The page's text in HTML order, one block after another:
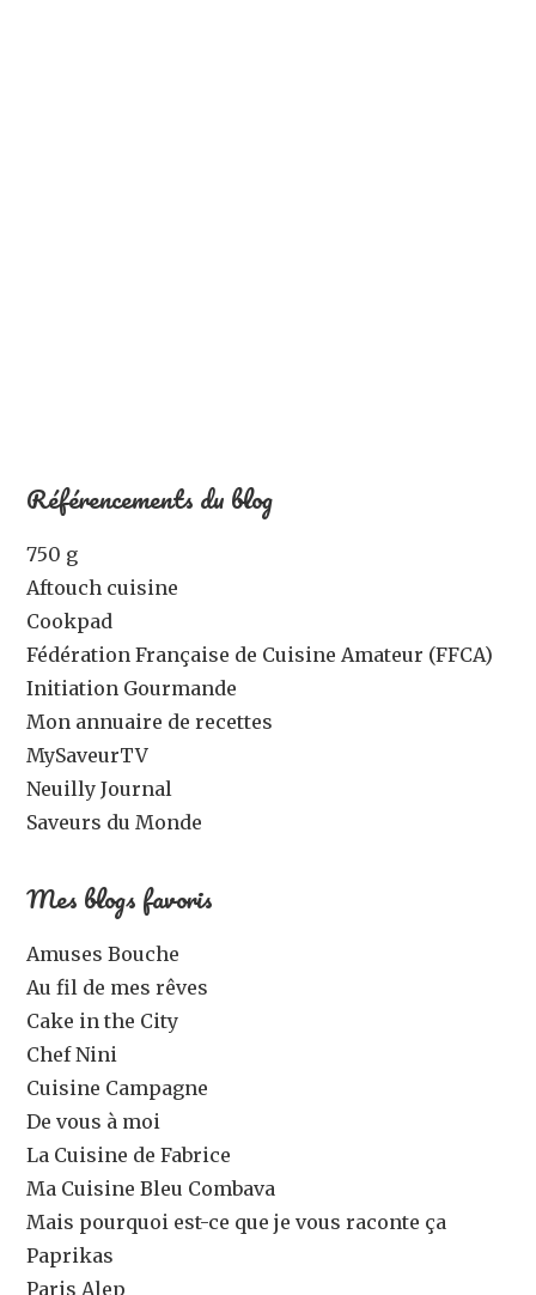
Référencements du blog
750 g
Aftouch cuisine
Cookpad
Fédération Française de Cuisine Amateur (FFCA)
Initiation Gourmande
Mon annuaire de recettes
MySaveurTV
Neuilly Journal
Saveurs du Monde
Mes blogs favoris
Amuses Bouche
Au fil de mes rêves
Cake in the City
Chef Nini
Cuisine Campagne
De vous à moi
La Cuisine de Fabrice
Ma Cuisine Bleu Combava
Mais pourquoi est-ce que je vous raconte ça
Paprikas
Paris Alep